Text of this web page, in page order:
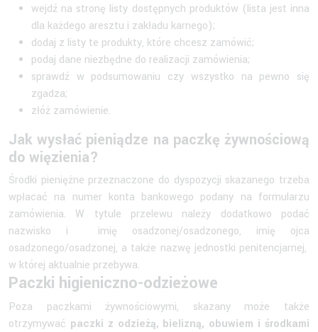
wejdź na stronę listy dostępnych produktów (lista jest inna
dla każdego aresztu i zakładu karnego);
dodaj z listy te produkty, które chcesz zamówić;
podaj dane niezbędne do realizacji zamówienia;
sprawdź w podsumowaniu czy wszystko na pewno się
zgadza;
złóż zamówienie.
Jak wysłać pieniądze na paczkę żywnościową
do więzienia?
Środki pieniężne przeznaczone do dyspozycji skazanego trzeba
wpłacać na numer konta bankowego podany na formularzu
zamówienia. W tytule przelewu należy dodatkowo podać
nazwisko i imię osadzonej/osadzonego, imię ojca
osadzonego/osadzonej, a także nazwę jednostki penitencjarnej,
w której aktualnie przebywa.
Paczki higieniczno-odzieżowe
Poza paczkami żywnościowymi, skazany może także
otrzymywać paczki z odzieżą, bielizną, obuwiem i środkami